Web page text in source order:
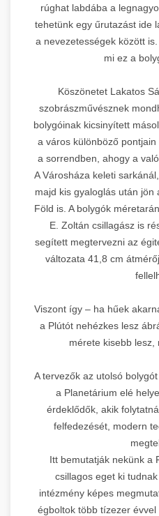
rúghat labdába a
tehetünk egy űrutazást ide
a nevezetességek között
mi ez a
Köszönetet Lakatos
szobrászművésznek
bolygóinak kicsinyített
a város különböző
a sorrendben, ahogy a
A Városháza keleti
majd kis gyaloglás után jön
Föld is. A bolygók
E. Zoltán csillagász is
segített megtervezni az
változata 41,8 cm
Viszont így – ha hűek
a Plútót nehézkes lesz
mérete kisebb lesz,
A tervezők az utolsó
a Planetárium elé
érdeklődők, akik
felfedezését, modern
Itt bemutatják nekünk a
csillagos eget ki
intézmény képes
égboltok több tízezer